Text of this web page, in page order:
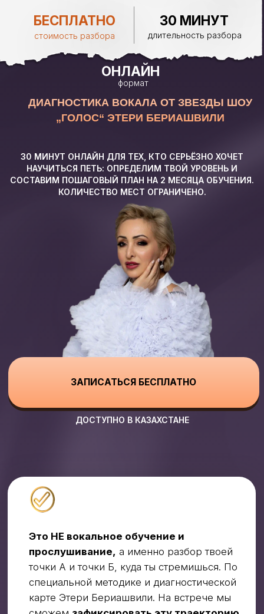
ДИАГНОСТИКА ВОКАЛА ОТ ЗВЕЗДЫ ШОУ
„ГОЛОС“ ЭТЕРИ БЕРИАШВИЛИ
НАУЧИТЬСЯ ПЕТЬ: ОПРЕДЕЛИМ ТВОЙ УРОВЕНЬ И
ДОСТУПНО В КАЗАХСТАНЕ
Это НЕ вокальное обучение и
специальной методике и диагностической
карте Этери Бериашвили. На встрече мы
БЕСПЛАТНО 30 МИНУТ
стоимость разбора длительность разбора
ОНЛАЙН
формат
ЗАПИСАТЬСЯ БЕСПЛАТНО